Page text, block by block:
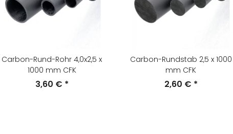
Carbon-Rund-Rohr 4,0x2,5 x
1000 mm CFK
3,60 € *
Carbon-Rundstab 2,5 x 1000
mm CFK
2,60 € *